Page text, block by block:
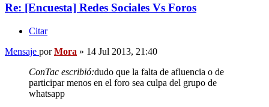
Re: [Encuesta] Redes Sociales Vs Foros
Citar
Mensaje porMora » 14 Jul 2013, 21:40
ConTac escribió:dudo que la falta de afluencia o de
participar menos en el foro sea culpa del grupo de
whatsapp